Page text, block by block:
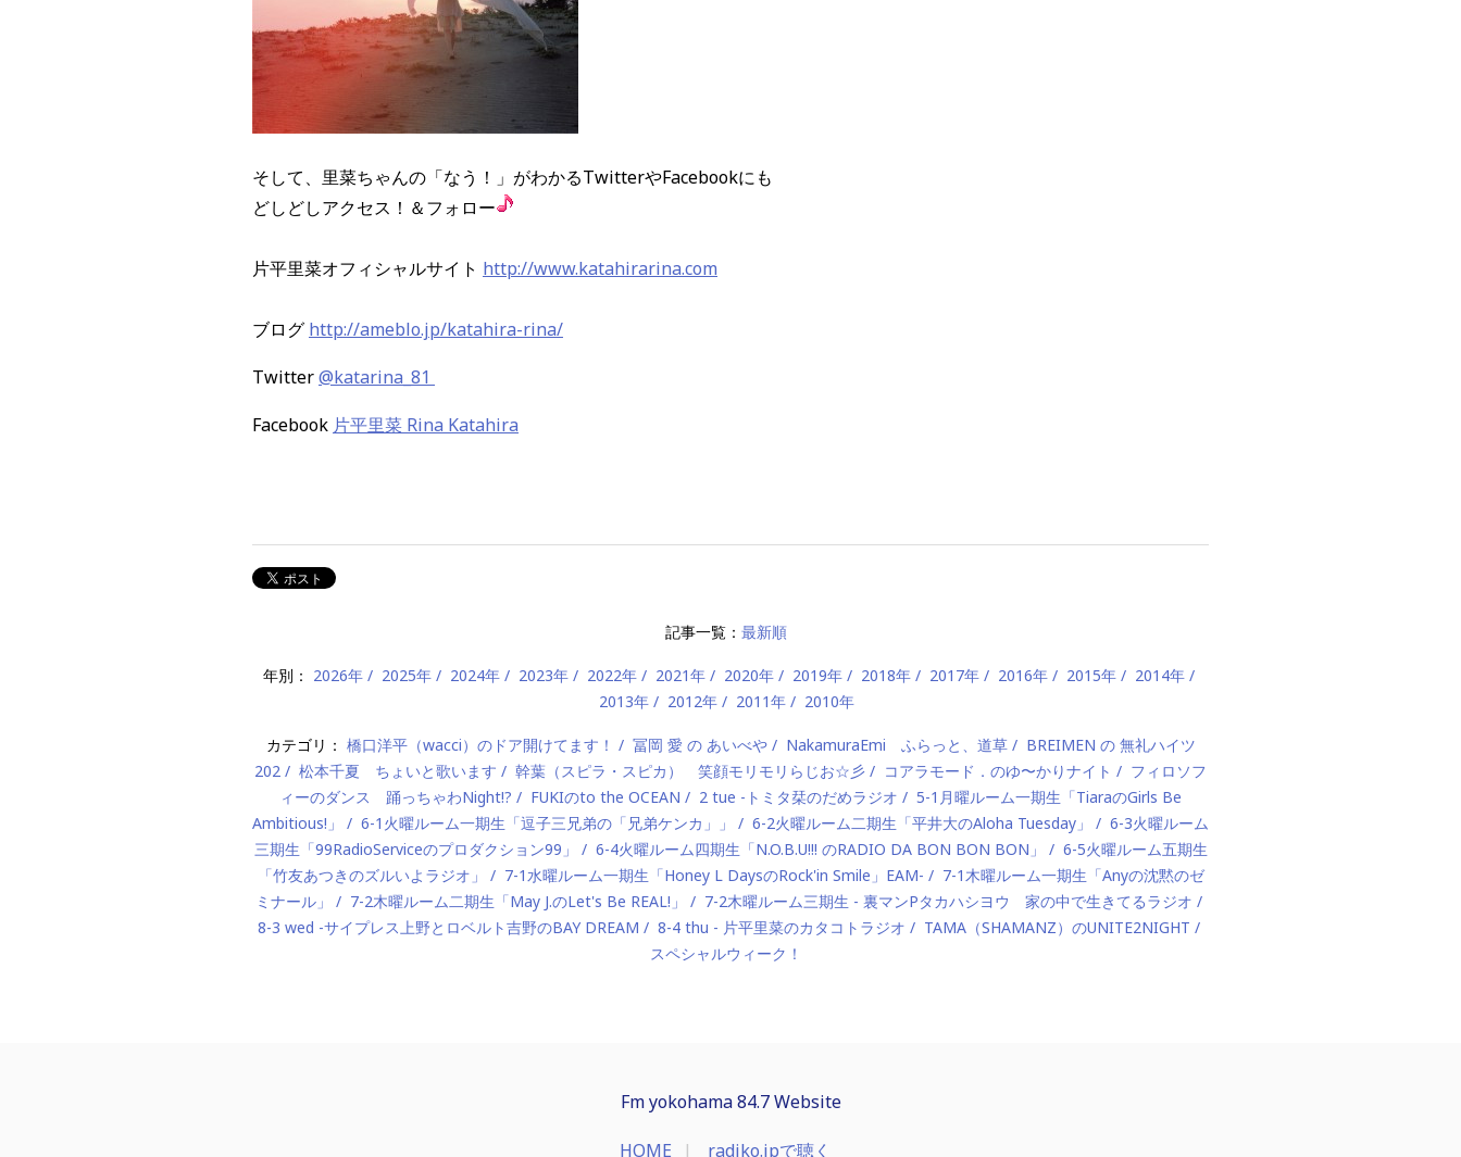
そして、里菜ちゃんの「なう！」がわかるTwitterやFacebookにも
どしどしアクセス！＆フォロー
片平里菜オフィシャルサイト http://www.katahirarina.com
ブログ http://ameblo.jp/katahira-rina/
Twitter@katarina_81
Facebook 片平里菜 Rina Katahira
記事一覧： 最新順
年別： 2026年 2025年 2024年 2023年 2022年 2021年 2020年 2019年 2018年 2017年 2016年 2015年
2014年
2013年
2012年 2011年 2010年
カテゴリ： 橋口洋平（wacci）のドア開けてます！ 冨岡 愛 の あいべや NakamuraEmi ふらっと、道草
BREIMEN の 無礼ハイツ
202
松本千夏 ちょいと歌います 幹葉（スピラ・スピカ） 笑顔モリモリらじお☆彡 コアラモード．のゆ〜かりナイト
フィロソフ
ィーのダンス 踊っちゃわNight!?
FUKIのto the OCEAN 2 tue -トミタ栞のだめラジオ
5-1月曜ルーム一期生「TiaraのGirls Be
Ambitious!」
6-1火曜ルーム一期生「逗子三兄弟の「兄弟ケンカ」」 6-2火曜ルーム二期生「平井大のAloha Tuesday」
6-3火曜ルーム
三期生「99RadioServiceのプロダクション99」
6-4火曜ルーム四期生「N.O.B.U!!! のRADIO DA BON BON BON」
6-5火曜ルーム五期生
「竹友あつきのズルいよラジオ」
7-1水曜ルーム一期生「Honey L DaysのRock'in Smile」EAM-
7-1木曜ルーム一期生「Anyの沈黙のゼ
ミナール」
7-2木曜ルーム二期生「May J.のLet's Be REAL!」
7-2木曜ルーム三期生 - 裏マンPタカハシヨウ 家の中で生きてるラジオ
8-3 wed -サイプレス上野とロベルト吉野のBAY DREAM
8-4 thu - 片平里菜のカタコトラジオ
TAMA（SHAMANZ）のUNITE2NIGHT
スペシャルウィーク！
Fm yokohama 84.7 Website
HOME radiko.jpで聴く